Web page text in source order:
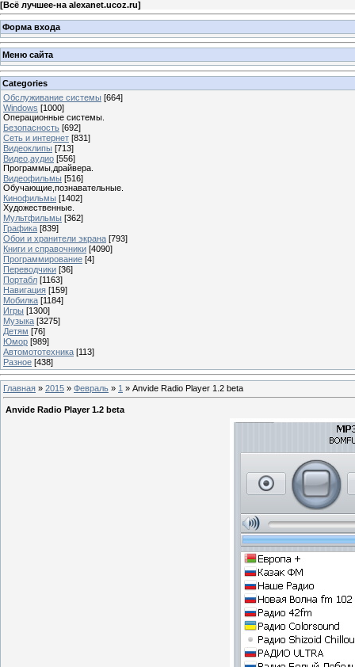
[Всё лучшее-на alexanet.ucoz.ru]
Форма входа
Меню сайта
Categories
Обслуживание системы [664]
Windows [1000]
Операционные системы.
Безопасность [692]
Сеть и интернет [831]
Видеоклипы [713]
Видео,аудио [556]
Программы,драйвера.
Видеофильмы [516]
Обучающие,познавательные.
Кинофильмы [1402]
Художественные.
Мультфильмы [362]
Графика [839]
Обои и хранители экрана [793]
Книги и справочники [4090]
Программирование [4]
Переводчики [36]
Портабл [1163]
Навигация [159]
Мобилка [1184]
Игры [1300]
Музыка [3275]
Детям [76]
Юмор [989]
Автомототехника [113]
Разное [438]
Главная » 2015 » Февраль » 1 » Anvide Radio Player 1.2 beta
Anvide Radio Player 1.2 beta